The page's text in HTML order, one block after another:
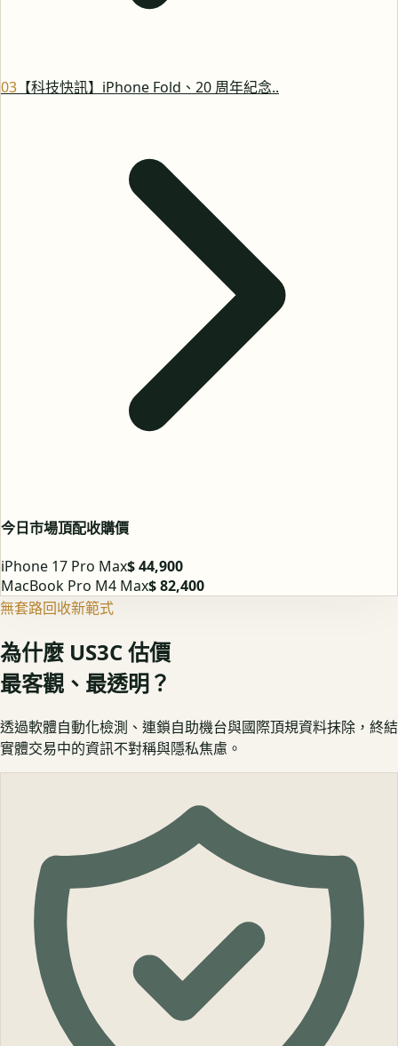
03 【科技快訊】iPhone Fold、20 周年紀念..
今日市場頂配收購價
iPhone 17 Pro Max$ 44,900
MacBook Pro M4 Max$ 82,400
無套路回收新範式
為什麼 US3C 估價
最客觀、最透明？
透過軟體自動化檢測、連鎖自助機台與國際頂規資料抹除，終結
實體交易中的資訊不對稱與隱私焦慮。